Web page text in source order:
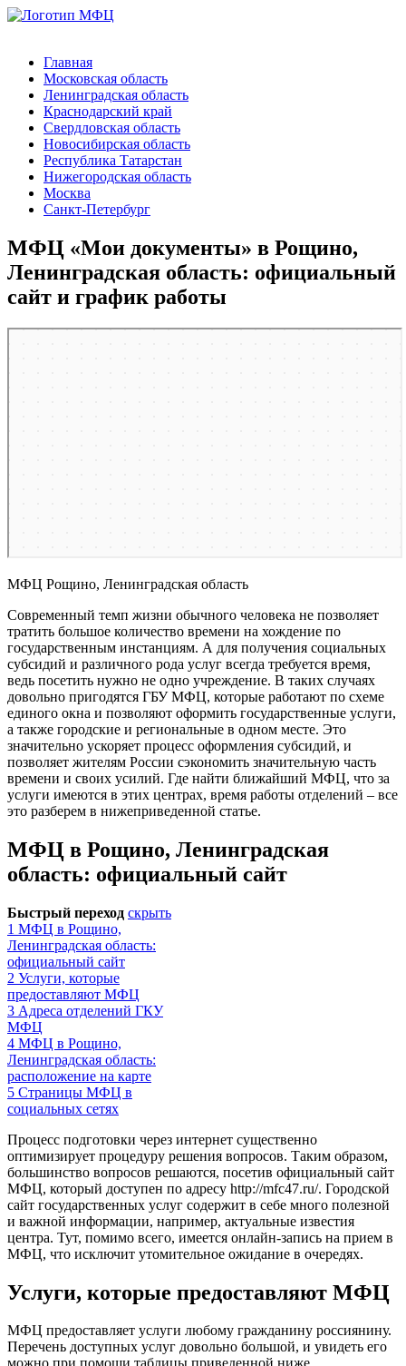
Главная
Московская область
Ленинградская область
Краснодарский край
Свердловская область
Новосибирская область
Республика Татарстан
Нижегородская область
Москва
Санкт-Петербург
МФЦ «Мои документы» в Рощино,
Ленинградская область: официальный
сайт и график работы
МФЦ Рощино, Ленинградская область
Современный темп жизни обычного человека не позволяет
тратить большое количество времени на хождение по
государственным инстанциям. А для получения социальных
субсидий и различного рода услуг всегда требуется время,
ведь посетить нужно не одно учреждение. В таких случаях
довольно пригодятся ГБУ МФЦ, которые работают по схеме
единого окна и позволяют оформить государственные услуги,
а также городские и региональные в одном месте. Это
значительно ускоряет процесс оформления субсидий, и
позволяет жителям России сэкономить значительную часть
времени и своих усилий. Где найти ближайший МФЦ, что за
услуги имеются в этих центрах, время работы отделений – все
это разберем в нижеприведенной статье.
МФЦ в Рощино, Ленинградская
область: официальный сайт
Быстрый переход скрыть
1 МФЦ в Рощино,
Ленинградская область:
официальный сайт
2 Услуги, которые
предоставляют МФЦ
3 Адреса отделений ГКУ
МФЦ
4 МФЦ в Рощино,
Ленинградская область:
расположение на карте
5 Страницы МФЦ в
социальных сетях
Процесс подготовки через интернет существенно
оптимизирует процедуру решения вопросов. Таким образом,
большинство вопросов решаются, посетив официальный сайт
МФЦ, который доступен по адресу http://mfc47.ru/. Городской
сайт государственных услуг содержит в себе много полезной
и важной информации, например, актуальные известия
центра. Тут, помимо всего, имеется онлайн-запись на прием в
МФЦ, что исключит утомительное ожидание в очередях.
Услуги, которые предоставляют МФЦ
МФЦ предоставляет услуги любому гражданину россиянину.
Перечень доступных услуг довольно большой, и увидеть его